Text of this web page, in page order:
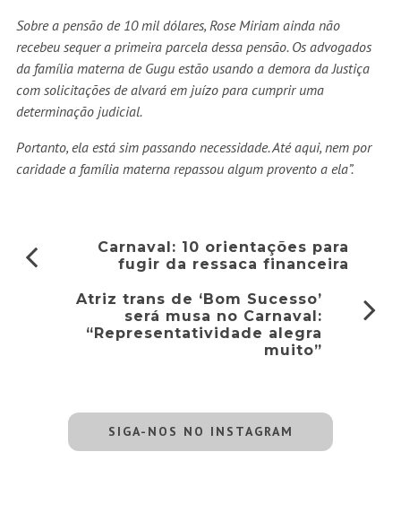
Sobre a pensão de 10 mil dólares, Rose Miriam ainda não
recebeu sequer a primeira parcela dessa pensão. Os advogados
da família materna de Gugu estão usando a demora da Justiça
com solicitações de alvará em juízo para cumprir uma
determinação judicial.
Portanto, ela está sim passando necessidade. Até aqui, nem por
caridade a família materna repassou algum provento a ela”.
Carnaval: 10 orientações para
fugir da ressaca financeira
Atriz trans de ‘Bom Sucesso’
será musa no Carnaval:
“Representatividade alegra
muito”
SIGA-NOS NO INSTAGRAM